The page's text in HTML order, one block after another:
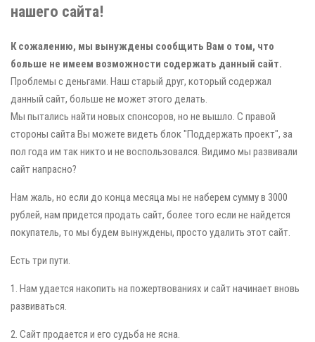
нашего сайта!
К сожалению, мы вынуждены сообщить Вам о том, что
больше не имеем возможности содержать данный сайт.
Проблемы с деньгами. Наш старый друг, который содержал
данный сайт, больше не может этого делать.
Мы пытались найти новых спонсоров, но не вышло. С правой
стороны сайта Вы можете видеть блок "Поддержать проект", за
пол года им так никто и не воспользовался. Видимо мы развивали
сайт напрасно?
Нам жаль, но если до конца месяца мы не наберем сумму в 3000
рублей, нам придется продать сайт, более того если не найдется
покупатель, то мы будем вынуждены, просто удалить этот сайт.
Есть три пути.
1. Нам удается накопить на пожертвованиях и сайт начинает вновь
развиваться.
2. Сайт продается и его судьба не ясна.